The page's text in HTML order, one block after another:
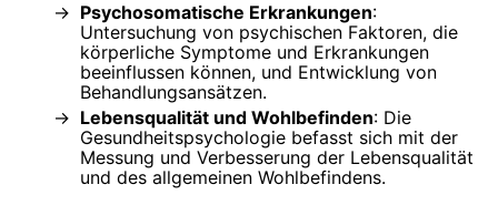
Psychosomatische Erkrankungen:
Untersuchung von psychischen Faktoren, die
körperliche Symptome und Erkrankungen
beeinflussen können, und Entwicklung von
Behandlungsansätzen.
Lebensqualität und Wohlbefinden: Die
Gesundheitspsychologie befasst sich mit der
Messung und Verbesserung der Lebensqualität
und des allgemeinen Wohlbefindens.